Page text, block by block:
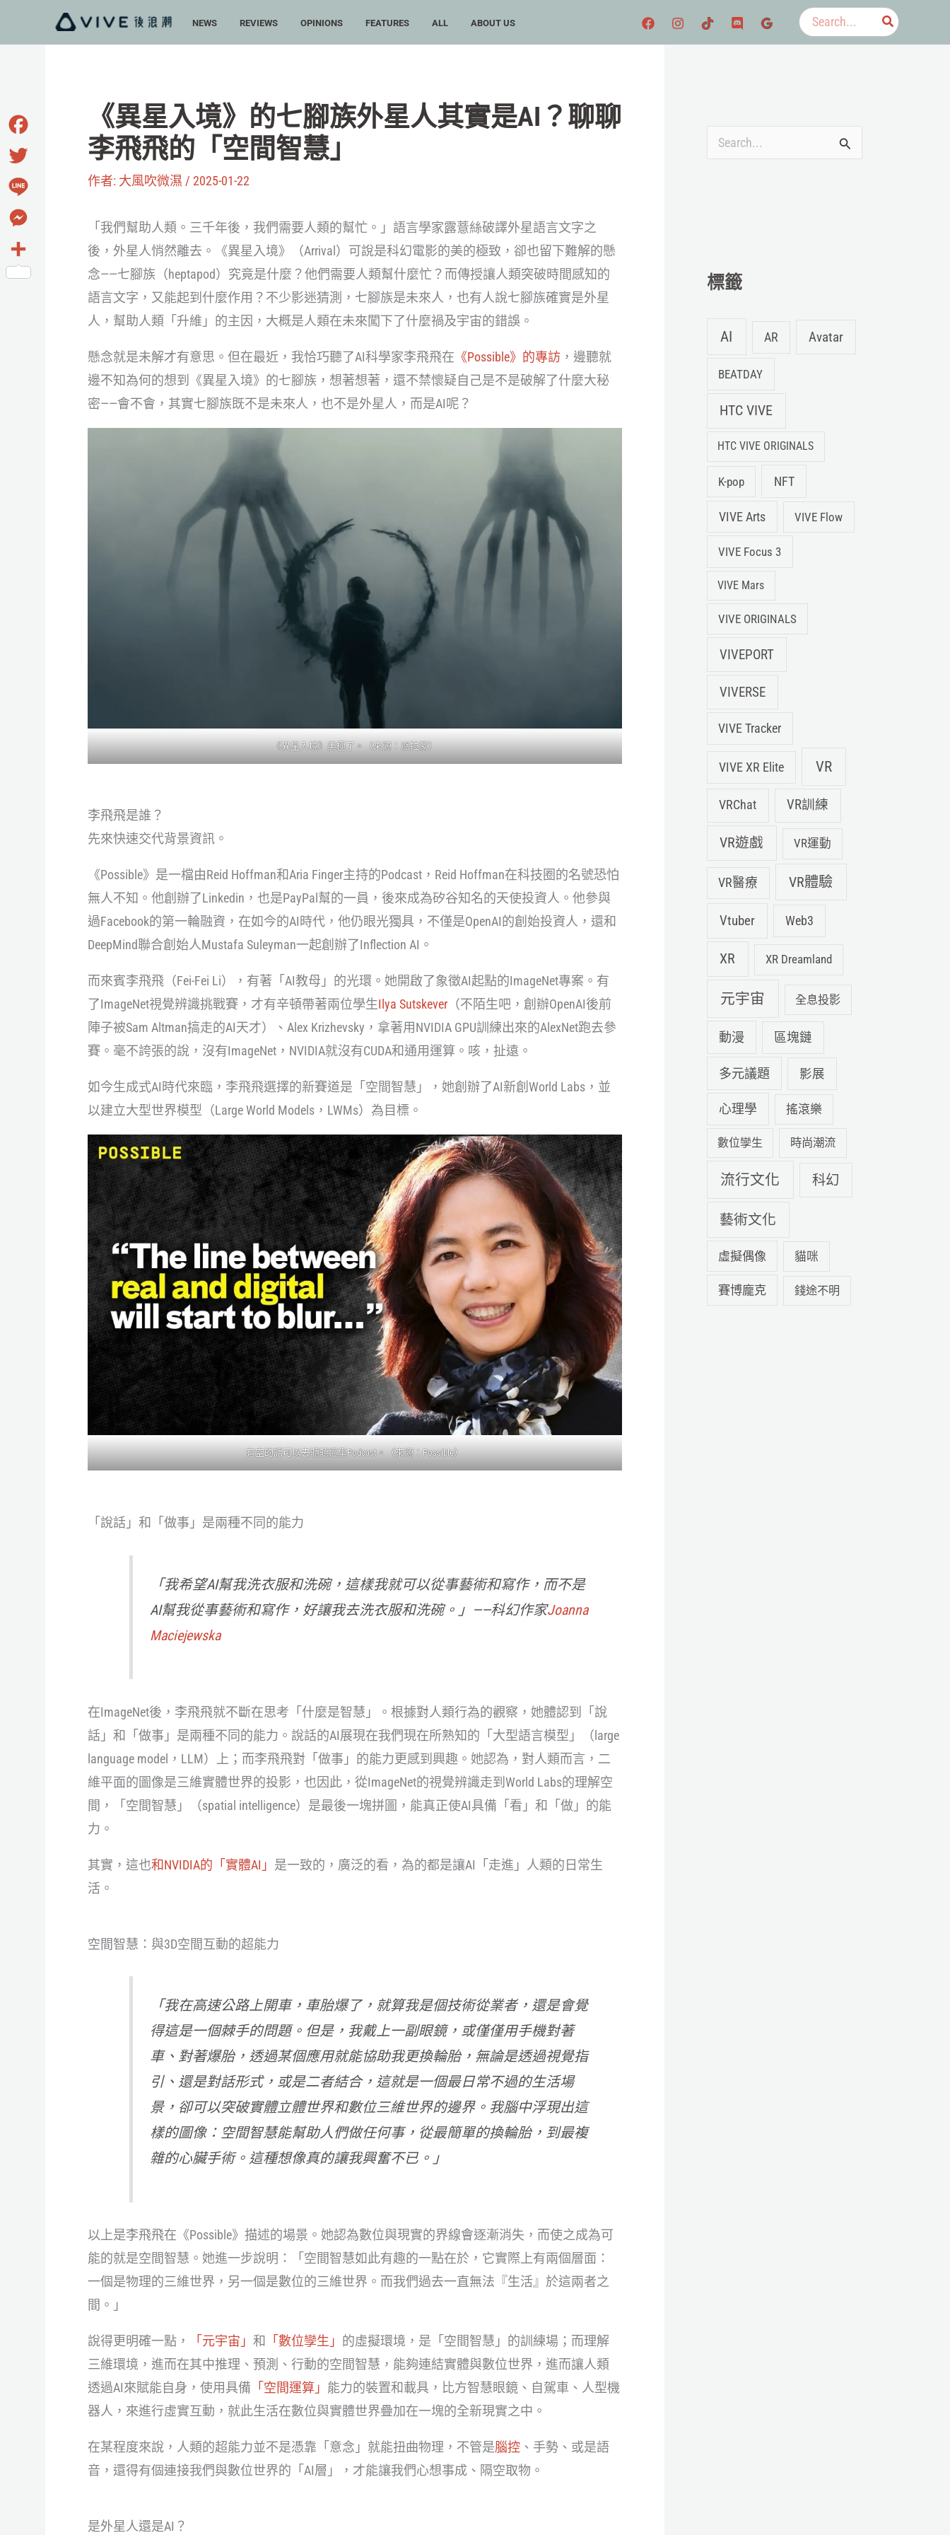
容
NEWS REVIEWS OPINIONS FEATURES ALL ABOUT US
搜
尋：
《異星入境》的七腳族外星人其實是AI？聊聊
李飛飛的「空間智慧」
作者: 大風吹微濕 / 2025-01-22
「我們幫助人類。三千年後，我們需要人類的幫忙。」語言學家露薏絲破譯外星語言文字之
後，外星人悄然離去。《異星入境》（Arrival）可說是科幻電影的美的極致，卻也留下難解的懸
念——七腳族（heptapod）究竟是什麼？他們需要人類幫什麼忙？而傳授讓人類突破時間感知的
語言文字，又能起到什麼作用？不少影迷猜測，七腳族是未來人，也有人說七腳族確實是外星
人，幫助人類「升維」的主因，大概是人類在未來闖下了什麼禍及宇宙的錯誤。
懸念就是未解才有意思。但在最近，我恰巧聽了AI科學家李飛飛在 《Possible》的專訪 ，邊聽就
邊不知為何的想到《異星入境》的七腳族，想著想著，還不禁懷疑自己是不是破解了什麼大秘
密——會不會，其實七腳族既不是未來人，也不是外星人，而是AI呢？
《異星入境》美極了。（來源：派拉蒙）
李飛飛是誰？
先來快速交代背景資訊。
《Possible》是一檔由Reid Hoffman和Aria Finger主持的Podcast，Reid Hoffman在科技圈的名號恐怕
無人不知。他創辦了Linkedin，也是PayPal幫的一員，後來成為矽谷知名的天使投資人。他參與
過Facebook的第一輪融資，在如今的AI時代，他仍眼光獨具，不僅是OpenAI的創始投資人，還和
DeepMind聯合創始人Mustafa Suleyman一起創辦了Inflection AI。
而來賓李飛飛（Fei-Fei Li），有著「AI教母」的光環。她開啟了象徵AI起點的ImageNet專案。有
了ImageNet視覺辨識挑戰賽，才有辛頓帶著兩位學生Ilya Sutskever （不陌生吧，創辦OpenAI後前
陣子被Sam Altman搞走的AI天才）、Alex Krizhevsky，拿著用NVIDIA GPU訓練出來的AlexNet跑去參
賽。毫不誇張的說，沒有ImageNet，NVIDIA就沒有CUDA和通用運算。咳，扯遠。
如今生成式AI時代來臨，李飛飛選擇的新賽道是「空間智慧」，她創辦了AI新創World Labs，並
以建立大型世界模型（Large World Models，LWMs）為目標。
有空的話可以去聽聽這集Podcast。（來源：Possible）
「說話」和「做事」是兩種不同的能力
「我希望AI幫我洗衣服和洗碗，這樣我就可以從事藝術和寫作，而不是
AI幫我從事藝術和寫作，好讓我去洗衣服和洗碗。」——科幻作家Joanna
Maciejewska
在ImageNet後，李飛飛就不斷在思考「什麼是智慧」。根據對人類行為的觀察，她體認到「說
話」和「做事」是兩種不同的能力。說話的AI展現在我們現在所熟知的「大型語言模型」（large
language model，LLM）上；而李飛飛對「做事」的能力更感到興趣。她認為，對人類而言，二
維平面的圖像是三維實體世界的投影，也因此，從ImageNet的視覺辨識走到World Labs的理解空
間，「空間智慧」（spatial intelligence）是最後一塊拼圖，能真正使AI具備「看」和「做」的能
力。
其實，這也和NVIDIA的「實體AI」 是一致的，廣泛的看，為的都是讓AI「走進」人類的日常生
活。
空間智慧：與3D空間互動的超能力
「我在高速公路上開車，車胎爆了，就算我是個技術從業者，還是會覺
得這是一個棘手的問題。但是，我戴上一副眼鏡，或僅僅用手機對著
車、對著爆胎，透過某個應用就能協助我更換輪胎，無論是透過視覺指
引、還是對話形式，或是二者結合，這就是一個最日常不過的生活場
景，卻可以突破實體立體世界和數位三維世界的邊界。我腦中浮現出這
樣的圖像：空間智慧能幫助人們做任何事，從最簡單的換輪胎，到最複
雜的心臟手術。這種想像真的讓我興奮不已。」
以上是李飛飛在《Possible》描述的場景。她認為數位與現實的界線會逐漸消失，而使之成為可
能的就是空間智慧。她進一步說明：「空間智慧如此有趣的一點在於，它實際上有兩個層面：
一個是物理的三維世界，另一個是數位的三維世界。而我們過去一直無法『生活』於這兩者之
間。」
說得更明確一點， 「元宇宙」 和 「數位孿生」 的虛擬環境，是「空間智慧」的訓練場；而理解
三維環境，進而在其中推理、預測、行動的空間智慧，能夠連結實體與數位世界，進而讓人類
透過AI來賦能自身，使用具備 「空間運算」 能力的裝置和載具，比方智慧眼鏡、自駕車、人型機
器人，來進行虛實互動，就此生活在數位與實體世界疊加在一塊的全新現實之中。
在某程度來說，人類的超能力並不是憑靠「意念」就能扭曲物理，不管是腦控 、手勢、或是語
音，還得有個連接我們與數位世界的「AI層」，才能讓我們心想事成、隔空取物。
是外星人還是AI？
:標籤
AI AR Avatar
BEATDAY
HTC VIVE
HTC VIVE ORIGINALS
K-pop NFT
VIVE Arts VIVE Flow
VIVE Focus 3
VIVE Mars
VIVE ORIGINALS
VIVEPORT
VIVERSE
VIVE Tracker
VIVE XR Elite VR
VRChat VR訓練
VR遊戲 VR運動
VR醫療 VR體驗
Vtuber Web3
XR XR Dreamland
元宇宙 全息投影
動漫 區塊鏈
多元議題 影展
心理學 搖滾樂
數位孿生 時尚潮流
流行文化 科幻
藝術文化
虛擬偶像 貓咪
賽博龐克 錢途不明
Facebook
Twitter
Line
Messenger
分